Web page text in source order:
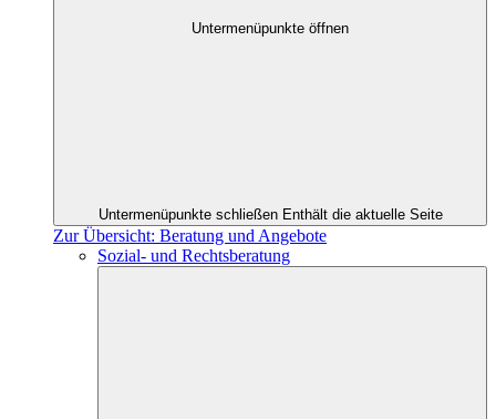
Untermenüpunkte öffnen
Untermenüpunkte schließen Enthält die aktuelle Seite
Zur Übersicht: Beratung und Angebote
Sozial- und Rechtsberatung